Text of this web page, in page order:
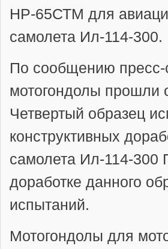
НР-65СТМ для
самолета Ил-114-300.
По сообщению
мотогондолы прошли
Четвертый образец
конструктивных
самолета Ил-114-300
доработке данного
испытаний.
Мотогондолы для